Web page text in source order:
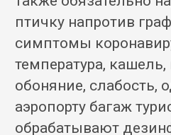
птичку напротив
симптомы
температура,
обоняние, слабость,
аэропорту багаж
обрабатывают